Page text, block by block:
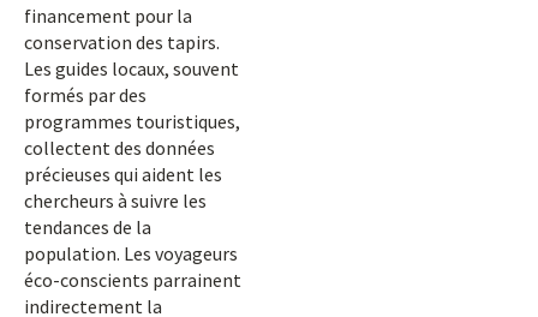
financement pour la
conservation des tapirs.
Les guides locaux, souvent
formés par des
programmes touristiques,
collectent des données
précieuses qui aident les
chercheurs à suivre les
tendances de la
population. Les voyageurs
éco-conscients parrainent
indirectement la